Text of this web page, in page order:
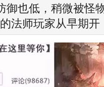
御也低，稍微被怪
法师玩家从早期开